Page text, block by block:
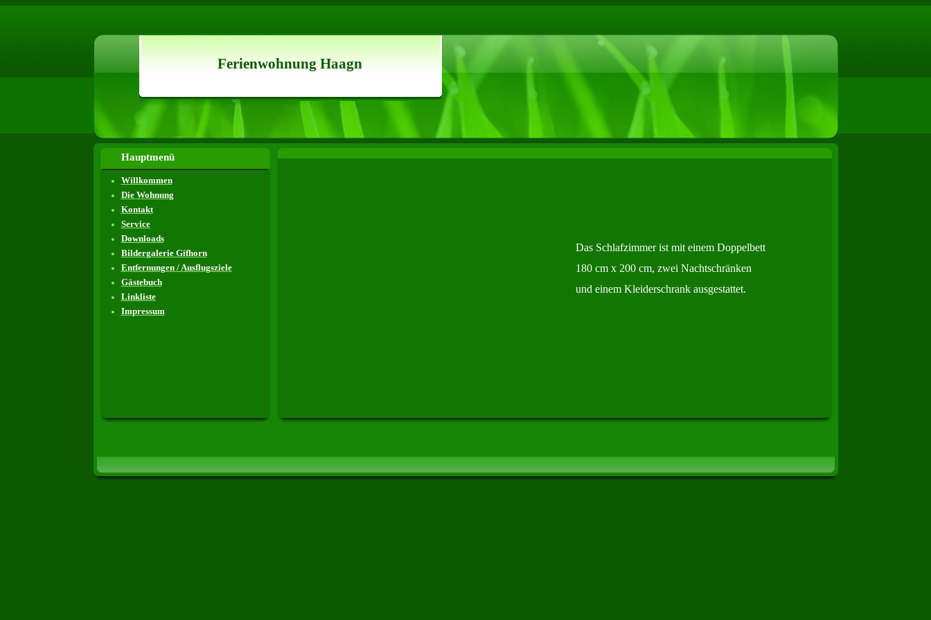
Ferienwohnung Haagn
Hauptmenü
Willkommen
Die Wohnung
Kontakt
Service
Downloads
Bildergalerie Gifhorn
Entfernungen / Ausflugsziele
Gästebuch
Linkliste
Impressum
Das Schlafzimmer ist mit einem Doppelbett
180 cm x 200 cm, zwei Nachtschränken
und einem Kleiderschrank ausgestattet.